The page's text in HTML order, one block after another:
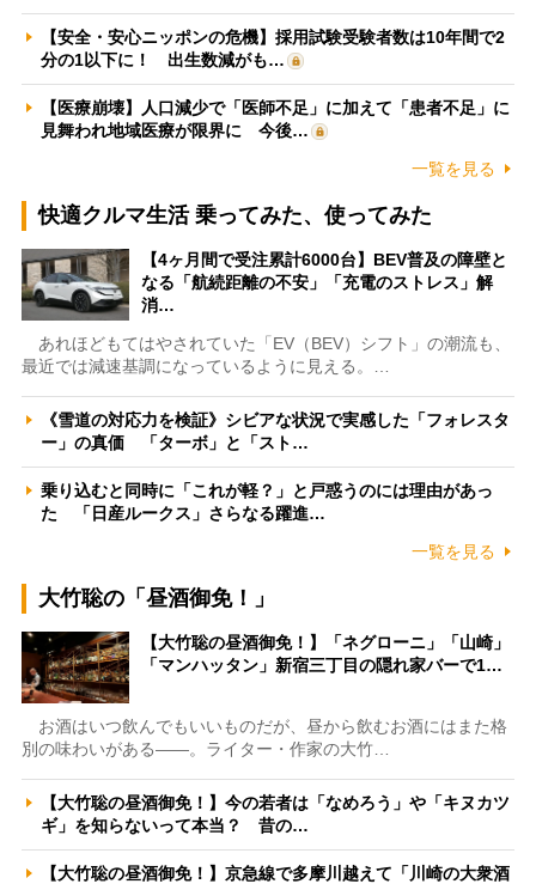
【安全・安心ニッポンの危機】採用試験受験者数は10年間で2
分の1以下に！ 出生数減がも…
【医療崩壊】人口減少で「医師不足」に加えて「患者不足」に
見舞われ地域医療が限界に 今後…
一覧を見る
快適クルマ生活 乗ってみた、使ってみた
【4ヶ月間で受注累計6000台】BEV普及の障壁と
なる「航続距離の不安」「充電のストレス」解
消…
あれほどもてはやされていた「EV（BEV）シフト」の潮流も、
最近では減速基調になっているように見える。…
《雪道の対応力を検証》シビアな状況で実感した「フォレスタ
ー」の真価 「ターボ」と「スト…
乗り込むと同時に「これが軽？」と戸惑うのには理由があっ
た 「日産ルークス」さらなる躍進…
一覧を見る
大竹聡の「昼酒御免！」
【大竹聡の昼酒御免！】「ネグローニ」「山崎」
「マンハッタン」新宿三丁目の隠れ家バーで1…
お酒はいつ飲んでもいいものだが、昼から飲むお酒にはまた格
別の味わいがある――。ライター・作家の大竹…
【大竹聡の昼酒御免！】今の若者は「なめろう」や「キヌカツ
ギ」を知らないって本当？ 昔の…
【大竹聡の昼酒御免！】京急線で多摩川越えて「川崎の大衆酒